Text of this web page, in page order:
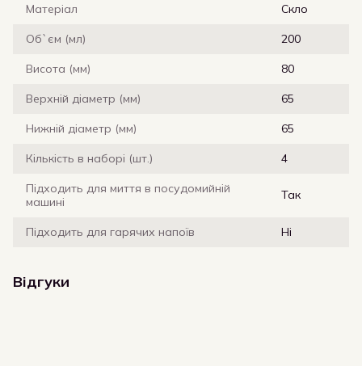
Матеріал Скло
Об`єм (мл) 200
Висота (мм) 80
Верхній діаметр (мм) 65
Нижній діаметр (мм) 65
Кількість в наборі (шт.) 4
Підходить для миття в посудомийній
машині
Так
Підходить для гарячих напоїв Ні
Відгуки